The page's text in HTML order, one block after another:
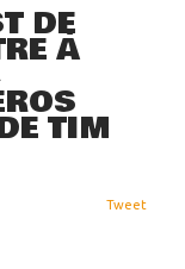
DE
À
TIM
Tweet